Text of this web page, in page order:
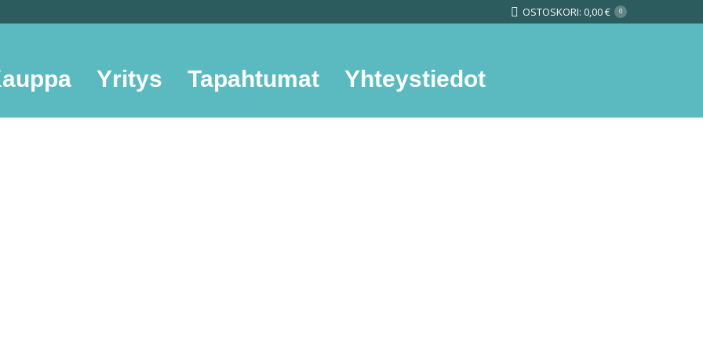
OSTOSKORI: 0,00€ 0
Yritys Tapahtumat Yhteystiedot